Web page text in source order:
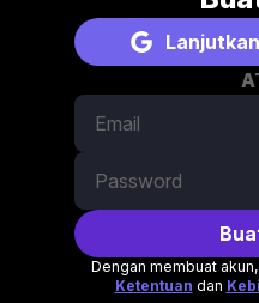
Dengan membuat
Ketentuan dan